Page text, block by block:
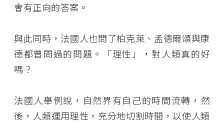
會有正向的答案。
與此同時，法國人也問了柏克萊、孟德爾頌與康
德都曾問過的問題。「理性」，對人類真的好
嗎？
法國人舉例說，自然界有自己的時間流轉，然
後，人類運用理性，充分地切割時間，以使人類